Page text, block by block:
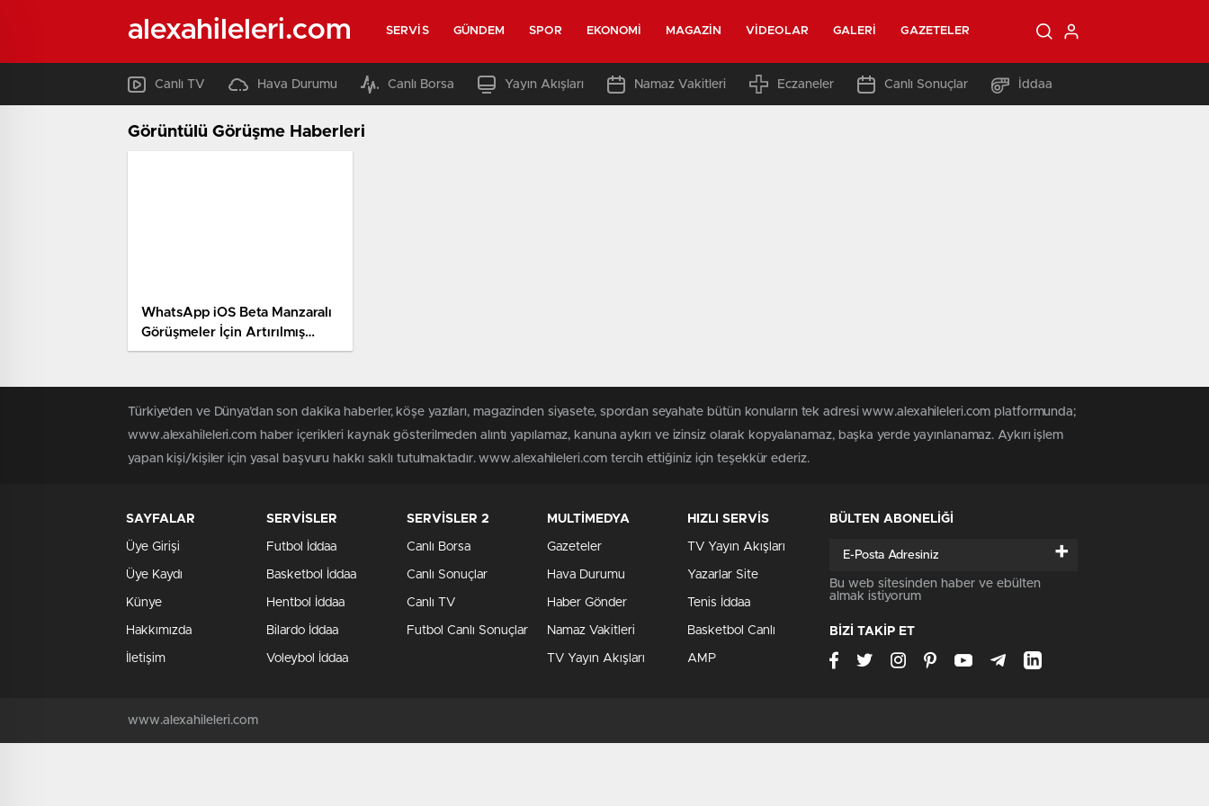
alexahileleri.com SERVIS GÜNDEM SPOR EKONOMI MAGAZIN VIDEOLAR GALERI GAZETELER
Canlı TV Hava Durumu Canlı Borsa Yayın Akışları Namaz Vakitleri Eczaneler Canlı Sonuçlar İddaa
Görüntülü Görüşme Haberleri
WhatsApp iOS Beta Manzaralı
Görüşmeler İçin Artırılmış
Gerçeklik Efektlerini ve
Türkiye'den ve Dünya’dan son dakika haberler, köşe yazıları, magazinden siyasete, spordan seyahate bütün konuların tek adresi www.alexahileleri.com platformunda;
www.alexahileleri.com haber içerikleri kaynak gösterilmeden alıntı yapılamaz, kanuna aykırı ve izinsiz olarak kopyalanamaz, başka yerde yayınlanamaz. Aykırı işlem
yapan kişi/kişiler için yasal başvuru hakkı saklı tutulmaktadır. www.alexahileleri.com tercih ettiğiniz için teşekkür ederiz.
SAYFALAR
Üye Girişi
Üye Kaydı
Künye
Hakkımızda
İletişim
SERVİSLER
Futbol İddaa
Basketbol İddaa
Hentbol İddaa
Bilardo İddaa
Voleybol İddaa
SERVİSLER 2
Canlı Borsa
Canlı Sonuçlar
Canlı TV
Futbol Canlı Sonuçlar
MULTİMEDYA
Gazeteler
Hava Durumu
Haber Gönder
Namaz Vakitleri
TV Yayın Akışları
HIZLI SERVİS
TV Yayın Akışları
Yazarlar Site
Tenis İddaa
Basketbol Canlı
AMP
BÜLTEN ABONELİĞİ
+
Bu web sitesinden haber ve ebülten
almak istiyorum
BİZİ TAKİP ET
www.alexahileleri.com